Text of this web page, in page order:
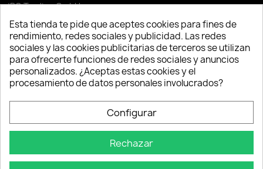
JRG Trading GmbH
Zietenstr. 9
12244 Berlin
Tel: +49 (0)30 2357 3470
info@top-amenities.com
Esta tienda te pide que aceptes cookies para fines de
rendimiento, redes sociales y publicidad. Las redes
sociales y las cookies publicitarias de terceros se utilizan
para ofrecerte funciones de redes sociales y anuncios
personalizados. ¿Aceptas estas cookies y el
procesamiento de datos personales involucrados?
Configurar
Rechazar